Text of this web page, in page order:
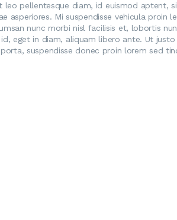
pellentesque diam, id euismod aptent,
Mi suspendisse vehicula proin
nunc morbi nisl facilisis et, lobortis
eget in diam, aliquam libero ante. Ut
suspendisse donec proin lorem sed